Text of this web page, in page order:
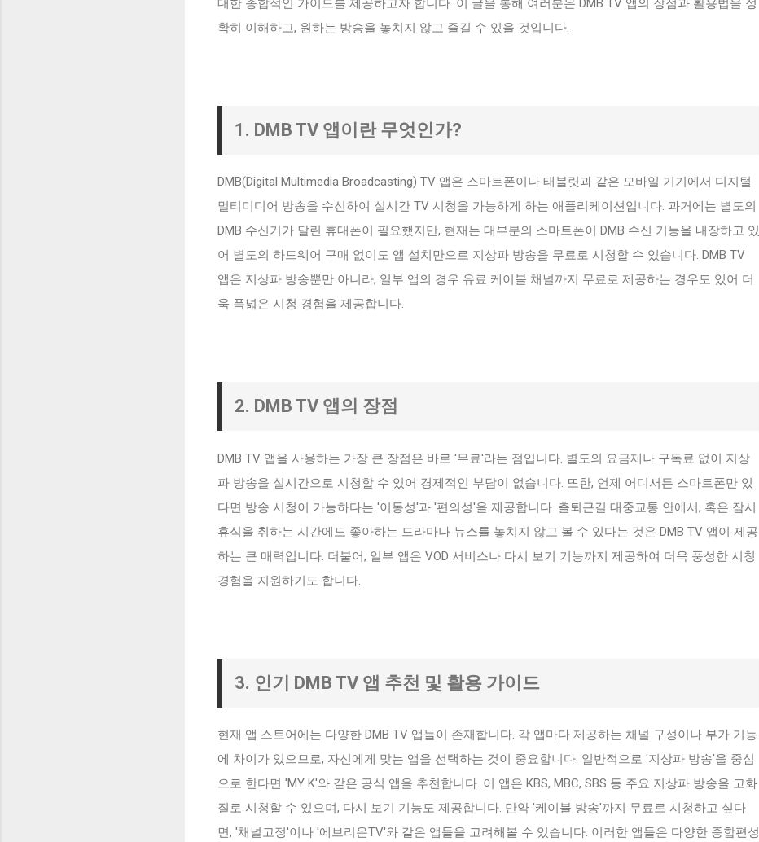
확히 이해하고, 원하는 방송을 놓치지 않고 즐길 수 있을 것입니다.
1. DMB TV 앱이란 무엇인가?
DMB(Digital Multimedia Broadcasting) TV 앱은 스마트폰이나 태블릿과 같은 모바일 기기에서 디지털
멀티미디어 방송을 수신하여 실시간 TV 시청을 가능하게 하는 애플리케이션입니다. 과거에는 별도의
DMB 수신기가 달린 휴대폰이 필요했지만, 현재는 대부분의 스마트폰이 DMB 수신 기능을 내장하고 있
어 별도의 하드웨어 구매 없이도 앱 설치만으로 지상파 방송을 무료로 시청할 수 있습니다. DMB TV
앱은 지상파 방송뿐만 아니라, 일부 앱의 경우 유료 케이블 채널까지 무료로 제공하는 경우도 있어 더
욱 폭넓은 시청 경험을 제공합니다.
2. DMB TV 앱의 장점
DMB TV 앱을 사용하는 가장 큰 장점은 바로 '무료'라는 점입니다. 별도의 요금제나 구독료 없이 지상
파 방송을 실시간으로 시청할 수 있어 경제적인 부담이 없습니다. 또한, 언제 어디서든 스마트폰만 있
다면 방송 시청이 가능하다는 '이동성'과 '편의성'을 제공합니다. 출퇴근길 대중교통 안에서, 혹은 잠시
휴식을 취하는 시간에도 좋아하는 드라마나 뉴스를 놓치지 않고 볼 수 있다는 것은 DMB TV 앱이 제공
하는 큰 매력입니다. 더불어, 일부 앱은 VOD 서비스나 다시 보기 기능까지 제공하여 더욱 풍성한 시청
경험을 지원하기도 합니다.
3. 인기 DMB TV 앱 추천 및 활용 가이드
현재 앱 스토어에는 다양한 DMB TV 앱들이 존재합니다. 각 앱마다 제공하는 채널 구성이나 부가 기능
에 차이가 있으므로, 자신에게 맞는 앱을 선택하는 것이 중요합니다. 일반적으로 '지상파 방송'을 중심
으로 한다면 'MY K'와 같은 공식 앱을 추천합니다. 이 앱은 KBS, MBC, SBS 등 주요 지상파 방송을 고화
질로 시청할 수 있으며, 다시 보기 기능도 제공합니다. 만약 '케이블 방송'까지 무료로 시청하고 싶다
면, '채널고정'이나 '에브리온TV'와 같은 앱들을 고려해볼 수 있습니다. 이러한 앱들은 다양한 종합편성